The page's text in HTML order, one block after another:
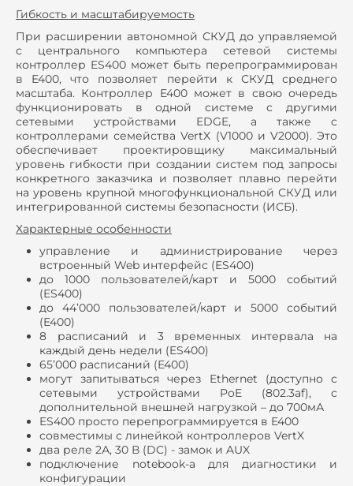
Гибкость и масштабируемость
При расширении автономной СКУД до управляемой
с центрального компьютера сетевой системы
контроллер ES400 может быть перепрограммирован
в E400, что позволяет перейти к СКУД среднего
масштаба. Контроллер E400 может в свою очередь
функционировать в одной системе с другими
сетевыми устройствами EDGE, а также с
контроллерами семейства VertX (V1000 и V2000). Это
обеспечивает проектировщику максимальный
уровень гибкости при создании систем под запросы
конкретного заказчика и позволяет плавно перейти
на уровень крупной многофункциональной СКУД или
интегрированной системы безопасности (ИСБ).
Характерные особенности
управление и администрирование через
встроенный Web интерфейс (ES400)
до 1000 пользователей/карт и 5000 событий
(ES400)
до 44’000 пользователей/карт и 5000 событий
(E400)
8 расписаний и 3 временных интервала на
каждый день недели (ES400)
65’000 расписаний (E400)
могут запитываться через Ethernet (доступно с
сетевыми устройствами PoE (802.3af), с
дополнительной внешней нагрузкой – до 700мА
ES400 просто перепрограммируется в E400
совместимы с линейкой контроллеров VertX
два реле 2А, 30 В (DC) - замок и AUX
подключение notebook-а для диагностики и
конфигурации